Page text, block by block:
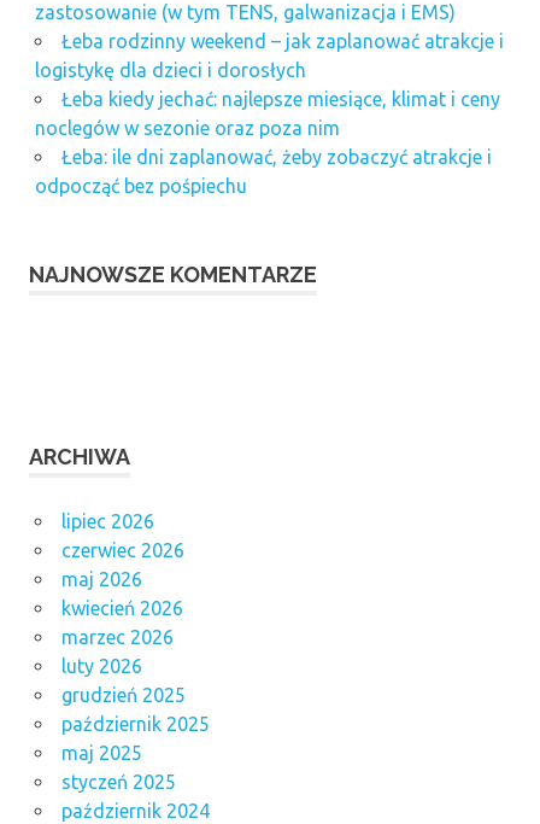
zastosowanie (w tym TENS, galwanizacja i EMS)
Łeba rodzinny weekend – jak zaplanować atrakcje i
logistykę dla dzieci i dorosłych
Łeba kiedy jechać: najlepsze miesiące, klimat i ceny
noclegów w sezonie oraz poza nim
Łeba: ile dni zaplanować, żeby zobaczyć atrakcje i
odpocząć bez pośpiechu
NAJNOWSZE KOMENTARZE
ARCHIWA
lipiec 2026
czerwiec 2026
maj 2026
kwiecień 2026
marzec 2026
luty 2026
grudzień 2025
październik 2025
maj 2025
styczeń 2025
październik 2024